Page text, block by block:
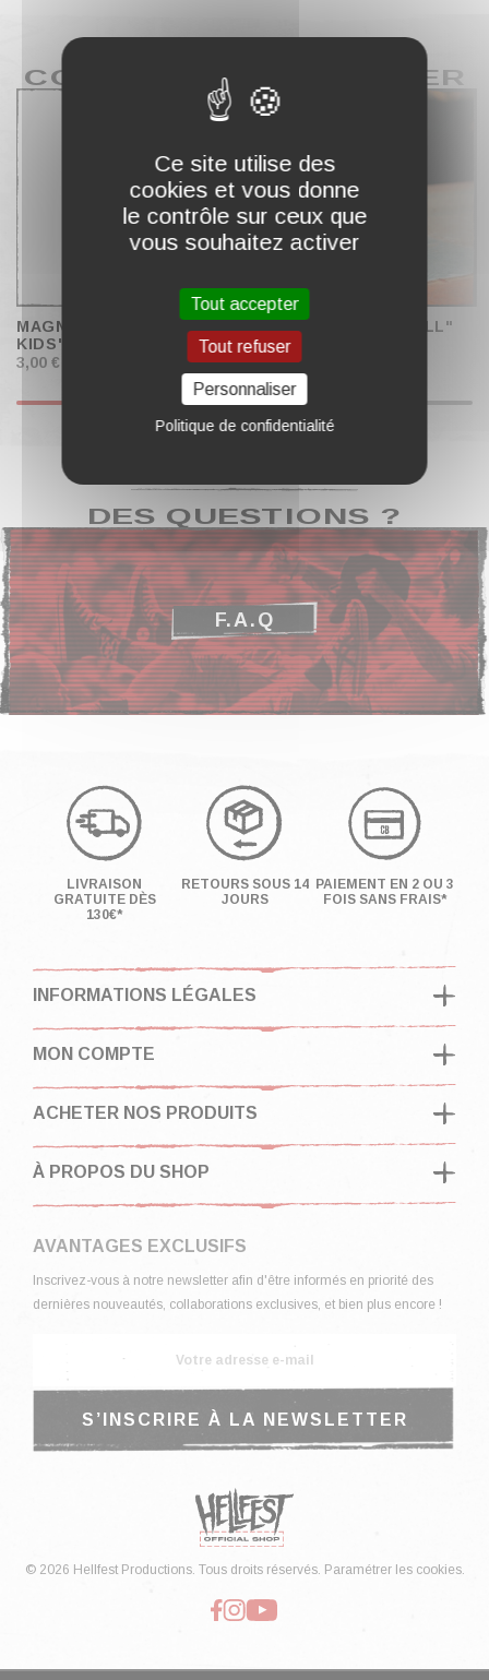
COMPLÉTER MON PANIER
MAGNET "HELLFEST
KIDS"
3,00 €
MUG "BROKEN SKULL"
13,00 €
DES QUESTIONS ?
F.A.Q
LIVRAISON
GRATUITE DÈS
130€*
RETOURS SOUS 14
JOURS
PAIEMENT EN 2 OU 3
FOIS SANS FRAIS*
INFORMATIONS LÉGALES
MON COMPTE
ACHETER NOS PRODUITS
À PROPOS DU SHOP
AVANTAGES EXCLUSIFS
Inscrivez-vous à notre newsletter afin d'être informés en priorité des
dernières nouveautés, collaborations exclusives, et bien plus encore !
© 2026 Hellfest Productions. Tous droits réservés. Paramétrer les cookies.
Ce site utilise des
cookies et vous donne
le contrôle sur ceux que
vous souhaitez activer
Tout accepter
Tout refuser
Personnaliser
Politique de confidentialité